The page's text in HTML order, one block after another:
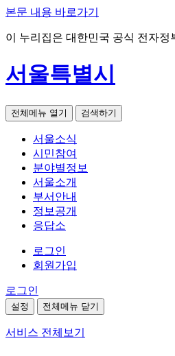
본문 내용 바로가기
이 누리집은 대한민국 공식 전자정
서울특별시
전체메뉴 열기 검색하기
서울소식
시민참여
분야별정보
서울소개
부서안내
정보공개
응답소
로그인
회원가입
로그인
설정 전체메뉴 닫기
서비스 전체보기